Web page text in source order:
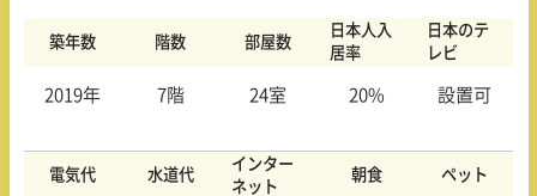
築年数 階数 部屋数
日本人入
居率
日本のテ
レビ
2019年 7階 24室 20% 設置可
電気代 水道代
インター
ネット
朝食 ペット